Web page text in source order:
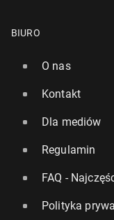
BIURO
O nas
Kontakt
Dla mediów
Regulamin
FAQ -
Polityka